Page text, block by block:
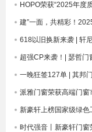
HOPO荣获“2025年度质
建”一面，共精彩！2025中国
618以旧换新来袭 | 轩
超强CP来袭！| 瑟哲门窗
一晚狂签127单 | 其邦门窗
派雅门窗荣获高端门窗市场地
新豪轩上榜国家级绿色工厂
时代强音丨新豪轩门